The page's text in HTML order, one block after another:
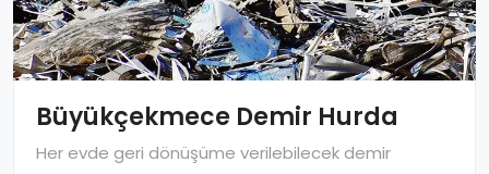
Büyükçekmece Demir Hurda
Her evde geri dönüşüme verilebilecek demir